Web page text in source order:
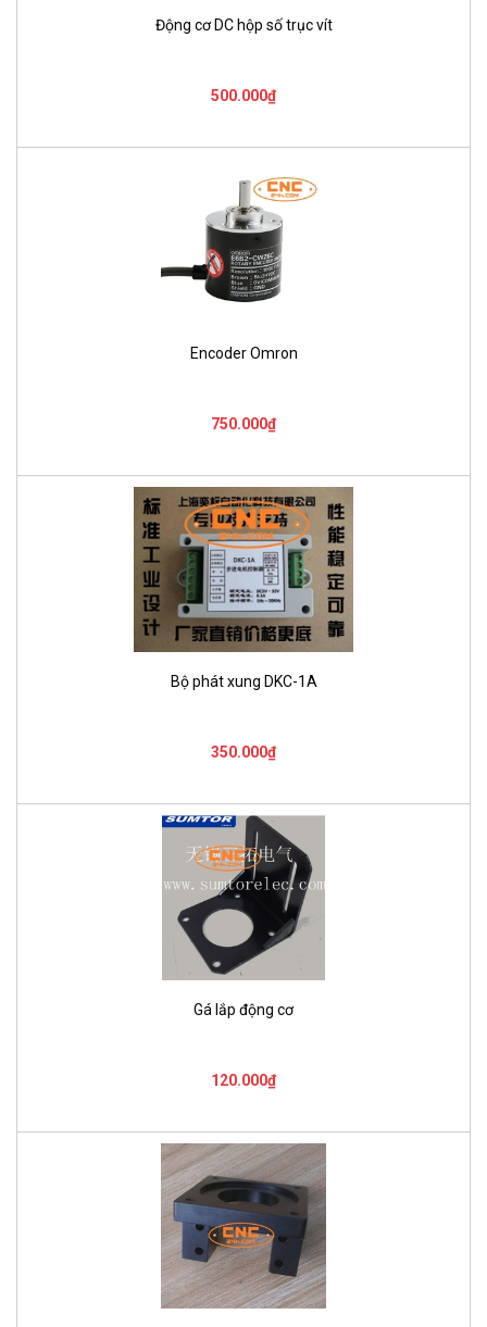
Động cơ DC hộp số trục vít
500.000₫
Encoder Omron
750.000₫
Bộ phát xung DKC-1A
350.000₫
Gá lắp động cơ
120.000₫